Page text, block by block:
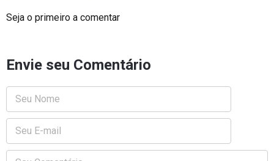
Seja o primeiro a comentar
Envie seu Comentário